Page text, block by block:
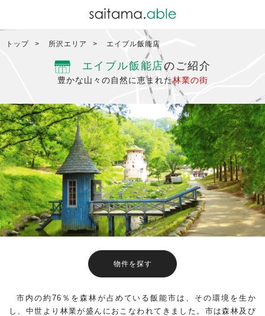
トップ 所沢エリア エイブル飯能店
エイブル飯能店のご紹介
豊かな山々の自然に恵まれた林業の街
物件を探す
市内の約76％を森林が占めている飯能市は、その環境を生か
し、中世より林業が盛んにおこなわれてきました。市は森林及び